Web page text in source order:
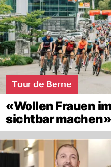
Tour de Berne
«Wollen Frauen
sichtbar machen»